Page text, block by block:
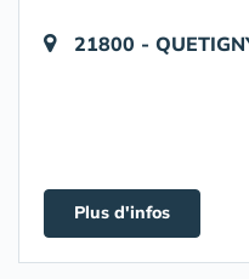
21800 -
Plus d'infos